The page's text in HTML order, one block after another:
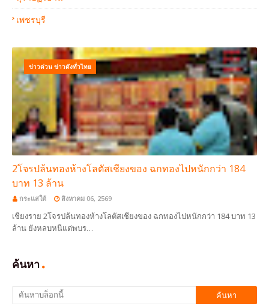
เพชรบุรี
ข่าวด่วน ข่าวดังทั่วไทย
2โจรปล้นทองห้างโลตัสเชียงของ ฉกทองไปหนักกว่า 184
บาท 13 ล้าน
กระแสใต้ สิงหาคม 06, 2569
เชียงราย 2โจรปล้นทองห้างโลตัสเชียงของ ฉกทองไปหนักกว่า 184 บาท 13
ล้าน ยังหลบหนีแต่พบร…
ค้นหา